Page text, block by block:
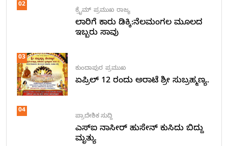
02
ಕ್ರೈಮ್ ಪ್ರಮುಖ ರಾಜ್ಯ
ಲಾರಿಗೆ ಕಾರು ಡಿಕ್ಕಿ:ನೆಲಮಂಗಲ ಮೂಲದ
ಇಬ್ಬರು ಸಾವು
03
ಕುಂದಾಪುರ ಪ್ರಮುಖ
ಏಪ್ರಿಲ್ 12 ರಂದು ಅರಾಟೆ ಶ್ರೀ ಸುಬ್ರಹ್ಮಣ್ಯ.
04
ಪ್ರಾದೇಶಿಕ ಸುದ್ದಿ
ಎಸ್ಐ ನಾಸೀರ್ ಹುಸೇನ್ ಕುಸಿದು ಬಿದ್ದು
ಮೃತ್ಯು